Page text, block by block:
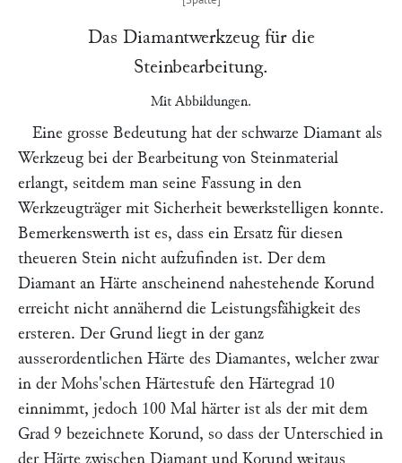
Das Diamantwerkzeug für die
Steinbearbeitung.
Mit Abbildungen.
Eine grosse Bedeutung hat der schwarze Diamant als
Werkzeug bei der Bearbeitung von Steinmaterial
erlangt, seitdem man seine Fassung in den
Werkzeugträger mit Sicherheit bewerkstelligen konnte.
Bemerkenswerth ist es, dass ein Ersatz für diesen
theueren Stein nicht aufzufinden ist. Der dem
Diamant an Härte anscheinend nahestehende Korund
erreicht nicht annähernd die Leistungsfähigkeit des
ersteren. Der Grund liegt in der ganz
ausserordentlichen Härte des Diamantes, welcher zwar
in der Mohs'schen Härtestufe den Härtegrad 10
einnimmt, jedoch 100 Mal härter ist als der mit dem
Grad 9 bezeichnete Korund, so dass der Unterschied in
der Härte zwischen Diamant und Korund weitaus